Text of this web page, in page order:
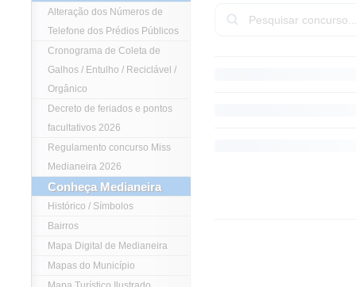
Alteração dos Números de
Telefone dos Prédios Públicos
Cronograma de Coleta de
Galhos / Entulho / Reciclável /
Orgânico
Decreto de feriados e pontos
facultativos 2026
Regulamento concurso Miss
Medianeira 2026
Conheça Medianeira
Histórico / Símbolos
Bairros
Mapa Digital de Medianeira
Mapas do Município